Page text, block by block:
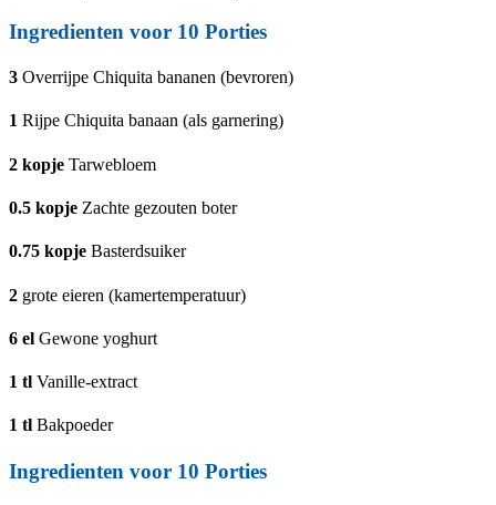
Ingredienten voor 10 Porties
3 Overrijpe Chiquita bananen (bevroren)
1 Rijpe Chiquita banaan (als garnering)
2 kopje Tarwebloem
0.5 kopje Zachte gezouten boter
0.75 kopje Basterdsuiker
2 grote eieren (kamertemperatuur)
6 el Gewone yoghurt
1 tl Vanille-extract
1 tl Bakpoeder
Ingredienten voor 10 Porties